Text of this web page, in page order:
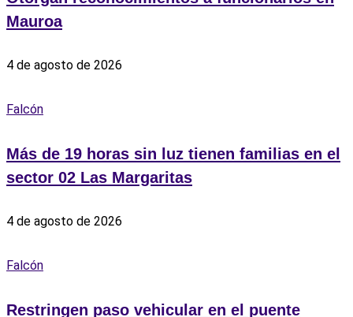
Mauroa
4 de agosto de 2026
Falcón
Más de 19 horas sin luz tienen familias en el
sector 02 Las Margaritas
4 de agosto de 2026
Falcón
Restringen paso vehicular en el puente